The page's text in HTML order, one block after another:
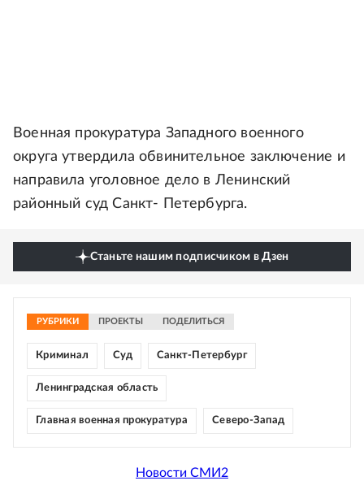
Военная прокуратура Западного военного
округа утвердила обвинительное заключение и
направила уголовное дело в Ленинский
районный суд Санкт- Петербурга.
Станьте нашим подписчиком в Дзен
РУБРИКИ ПРОЕКТЫ ПОДЕЛИТЬСЯ
Криминал Суд Санкт-Петербург
Ленинградская область
Главная военная прокуратура Северо-Запад
Новости СМИ2